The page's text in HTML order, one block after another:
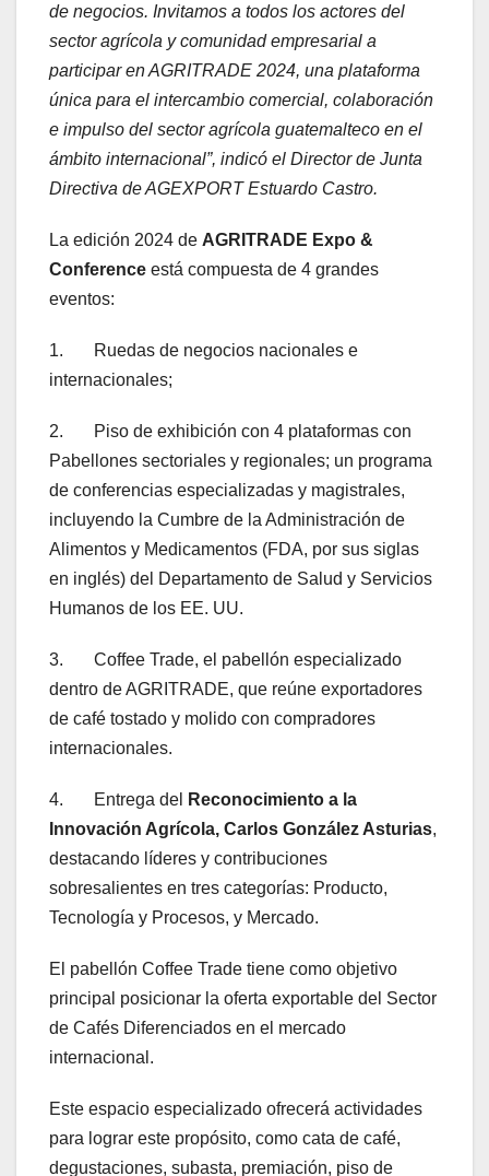
de negocios. Invitamos a todos los actores del
sector agrícola y comunidad empresarial a
participar en AGRITRADE 2024, una plataforma
única para el intercambio comercial, colaboración
e impulso del sector agrícola guatemalteco en el
ámbito internacional”, indicó el Director de Junta
Directiva de AGEXPORT Estuardo Castro.
La edición 2024 de AGRITRADE Expo &
Conference está compuesta de 4 grandes
eventos:
1. Ruedas de negocios nacionales e
internacionales;
2. Piso de exhibición con 4 plataformas con
Pabellones sectoriales y regionales; un programa
de conferencias especializadas y magistrales,
incluyendo la Cumbre de la Administración de
Alimentos y Medicamentos (FDA, por sus siglas
en inglés) del Departamento de Salud y Servicios
Humanos de los EE. UU.
3. Coffee Trade, el pabellón especializado
dentro de AGRITRADE, que reúne exportadores
de café tostado y molido con compradores
internacionales.
4. Entrega del
Reconocimiento a la
Innovación Agrícola, Carlos González Asturias,
destacando líderes y contribuciones
sobresalientes en tres categorías: Producto,
Tecnología y Procesos, y Mercado.
El pabellón Coffee Trade tiene como objetivo
principal posicionar la oferta exportable del Sector
de Cafés Diferenciados en el mercado
internacional.
Este espacio especializado ofrecerá actividades
para lograr este propósito, como cata de café,
degustaciones, subasta, premiación, piso de